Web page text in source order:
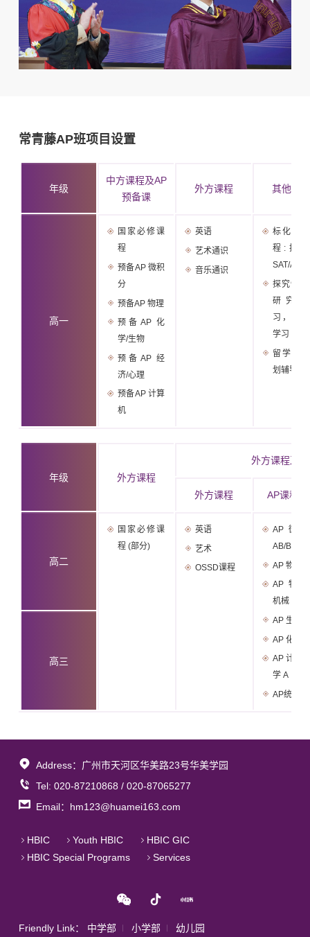
常青藤AP班项目设置
年级
中方课程及AP
预备课
外方课程 其他课程
高一
国家必修课
程
预备AP 微积
分
预备AP 物理
预备AP 化
学/生物
预备AP 经
济/心理
预备AP 计算
机
英语
艺术通识
音乐通识
标化提
程:托
SAT/ACT
探究性
研究性
习，项
学习
留学生
划辅导
年级 外方课程
外方课程及
外方课程 AP课程(
高二
国家必修课
程 (部分)
英语
艺术
OSSD课程
AP 微
AB/BC
AP 物理
AP 物
机械
AP 生物
AP 化学
AP 计算
学 A
AP统计学
高三
Address：广州市天河区华美路23号华美学园
Tel: 020-87210868 / 020-87065277
Email：hm123@huamei163.com
HBIC Youth HBIC
HBIC GIC
HBIC Special Programs
Services
Friendly Link： 中学部 小学部 幼儿园